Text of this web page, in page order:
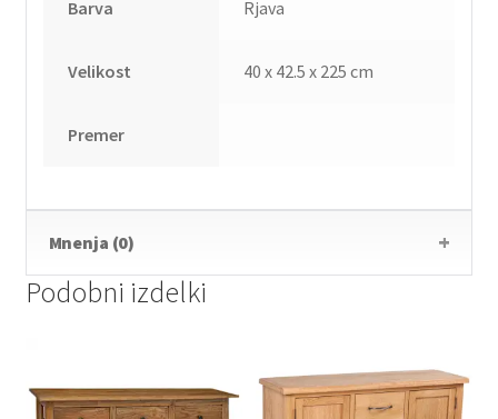
Barva Rjava
Velikost 40 x 42.5 x 225 cm
Premer
Mnenja (0)
Podobni izdelki